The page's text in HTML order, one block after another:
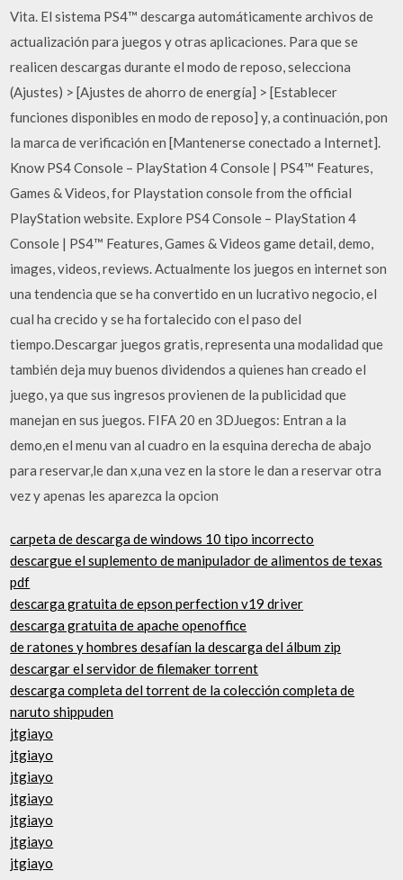
Vita. El sistema PS4™ descarga automáticamente archivos de
actualización para juegos y otras aplicaciones. Para que se
realicen descargas durante el modo de reposo, selecciona
(Ajustes) > [Ajustes de ahorro de energía] > [Establecer
funciones disponibles en modo de reposo] y, a continuación, pon
la marca de verificación en [Mantenerse conectado a Internet].
Know PS4 Console – PlayStation 4 Console | PS4™ Features,
Games & Videos, for Playstation console from the official
PlayStation website. Explore PS4 Console – PlayStation 4
Console | PS4™ Features, Games & Videos game detail, demo,
images, videos, reviews. Actualmente los juegos en internet son
una tendencia que se ha convertido en un lucrativo negocio, el
cual ha crecido y se ha fortalecido con el paso del
tiempo.Descargar juegos gratis, representa una modalidad que
también deja muy buenos dividendos a quienes han creado el
juego, ya que sus ingresos provienen de la publicidad que
manejan en sus juegos. FIFA 20 en 3DJuegos: Entran a la
demo,en el menu van al cuadro en la esquina derecha de abajo
para reservar,le dan x,una vez en la store le dan a reservar otra
vez y apenas les aparezca la opcion
carpeta de descarga de windows 10 tipo incorrecto
descargue el suplemento de manipulador de alimentos de texas
pdf
descarga gratuita de epson perfection v19 driver
descarga gratuita de apache openoffice
de ratones y hombres desafían la descarga del álbum zip
descargar el servidor de filemaker torrent
descarga completa del torrent de la colección completa de
naruto shippuden
jtgiayo
jtgiayo
jtgiayo
jtgiayo
jtgiayo
jtgiayo
jtgiayo